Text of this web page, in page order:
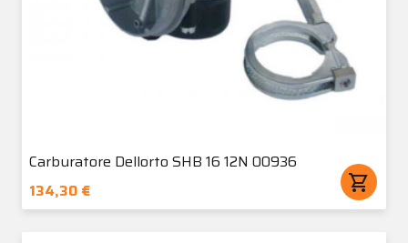
Carburatore Dellorto SHB 16 12N 00936
134,30 €
shopping_cart